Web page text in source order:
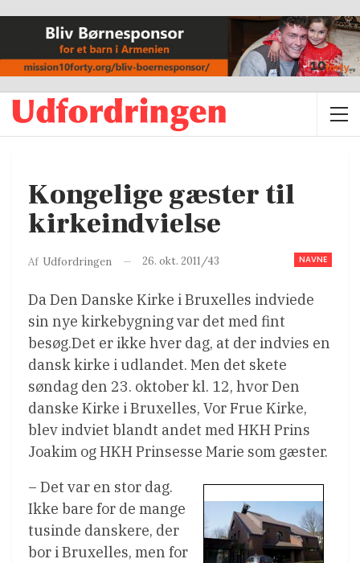
Kongelige gæster til
kirkeindvielse
NAVNE
Af Udfordringen 26. okt. 2011/43
Da Den Danske Kirke i Bruxelles indviede
sin nye kirkebygning var det med fint
besøg.Det er ikke hver dag, at der indvies en
dansk kirke i udlandet. Men det skete
søndag den 23. oktober kl. 12, hvor Den
danske Kirke i Bruxelles, Vor Frue Kirke,
blev indviet blandt andet med HKH Prins
Joakim og HKH Prinsesse Marie som gæster.
– Det var en stor dag.
Ikke bare for de mange
tusinde danskere, der
bor i Bruxelles, men for